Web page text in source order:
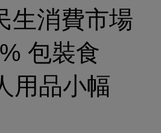
生消費市場
包裝食
用品小幅